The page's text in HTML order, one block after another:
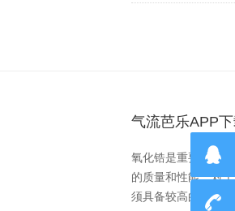
气流芭乐APP
氧化锆是重要的耐高
的质量和性能，对
须具备较高的气流压